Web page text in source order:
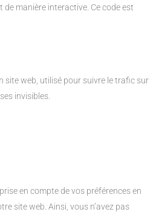
manière interactive. Ce code est
site web, utilisé pour suivre le trafic sur
invisibles.
en compte de vos préférences en
site web. Ainsi, vous n’avez pas